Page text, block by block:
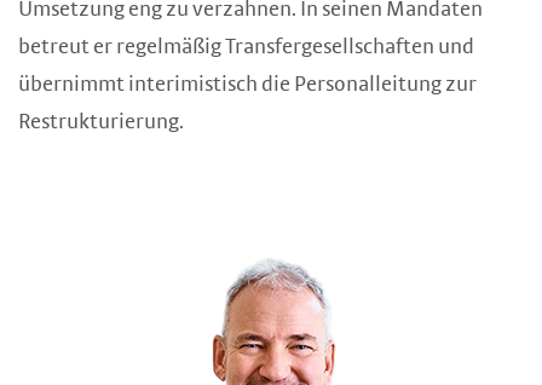
Umsetzung eng zu verzahnen. In seinen Mandaten
betreut er regelmäßig Transfergesellschaften und
übernimmt interimistisch die Personalleitung zur
Restrukturierung.